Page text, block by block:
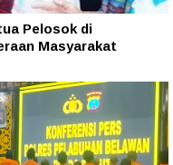
Pelosok di
Masyarakat